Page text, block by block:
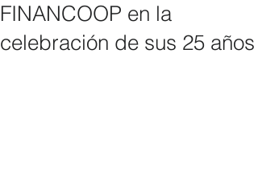
FINANCOOP en la
celebración de sus 25 años